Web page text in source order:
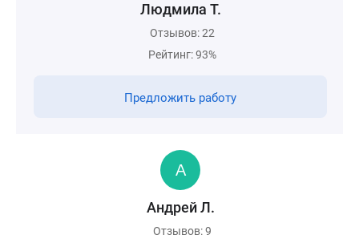
Людмила Т.
Отзывов: 22
Рейтинг: 93%
Предложить работу
Андрей Л.
Отзывов: 9